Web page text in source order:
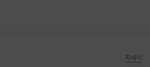
자세히